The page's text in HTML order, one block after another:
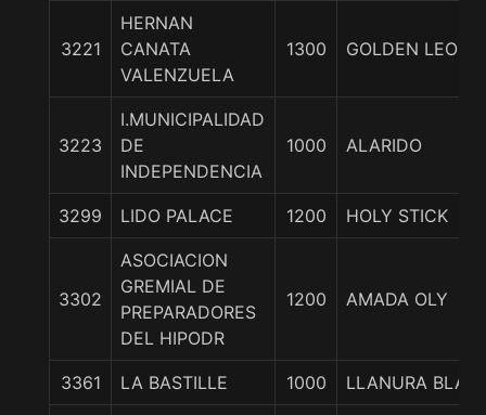
3221
HERNAN
CANATA
VALENZUELA
1300 GOLDEN
3223
I.MUNICIPALIDAD
DE
INDEPENDENCIA
1000 ALARIDO
3299 LIDO PALACE 1200 HOLY STICK
3302
ASOCIACION
GREMIAL DE
PREPARADORES
DEL HIPODR
1200 AMADA OLY
3361 LA BASTILLE 1000 LLANURA